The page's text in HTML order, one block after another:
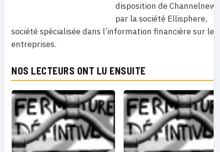
disposition de Channelnews
par la société Ellisphere,
société spécialisée dans l’information financière sur les
entreprises.
NOS LECTEURS ONT LU ENSUITE